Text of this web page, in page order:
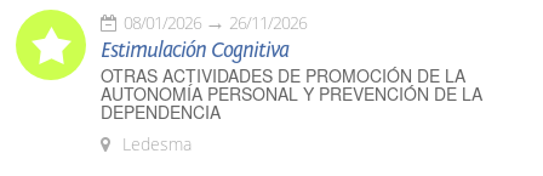
08/01/2026 26/11/2026
Estimulación Cognitiva
OTRAS ACTIVIDADES DE PROMOCIÓN DE LA
AUTONOMÍA PERSONAL Y PREVENCIÓN DE LA
DEPENDENCIA
Ledesma